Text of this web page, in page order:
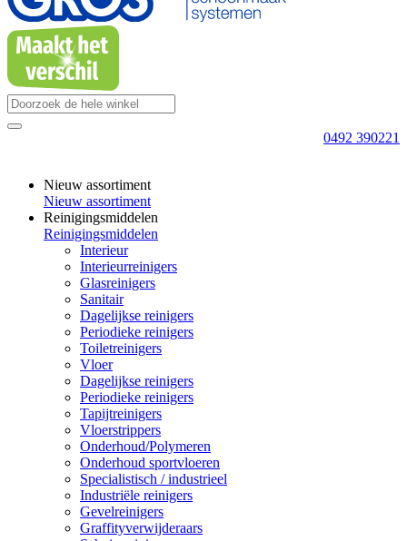
0492 390221
Nieuw assortiment
Nieuw assortiment
Reinigingsmiddelen
Reinigingsmiddelen
Interieur
Interieurreinigers
Glasreinigers
Sanitair
Dagelijkse reinigers
Periodieke reinigers
Toiletreinigers
Vloer
Dagelijkse reinigers
Periodieke reinigers
Tapijtreinigers
Vloerstrippers
Onderhoud/Polymeren
Onderhoud sportvloeren
Specialistisch / industrieel
Industriële reinigers
Gevelreinigers
Graffityverwijderaars